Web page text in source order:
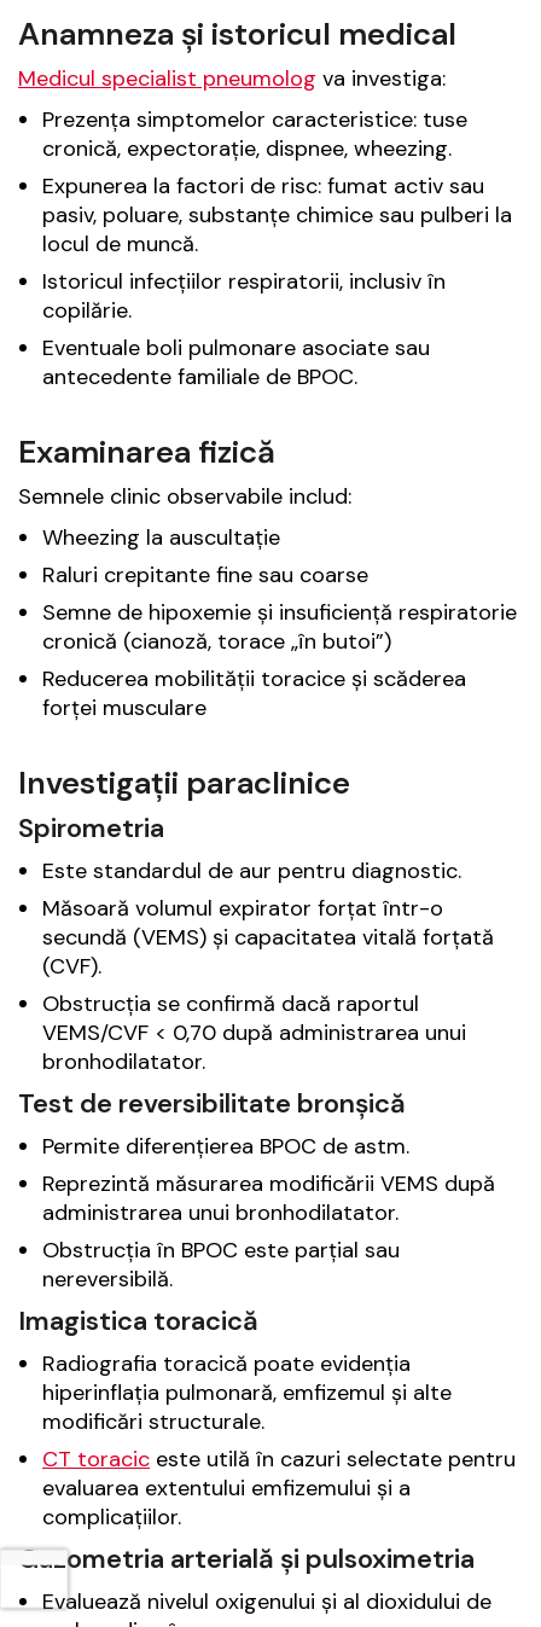
Anamneza și istoricul medical
Medicul specialist pneumolog va investiga:
Prezența simptomelor caracteristice: tuse
cronică, expectorație, dispnee, wheezing.
Expunerea la factori de risc: fumat activ sau
pasiv, poluare, substanțe chimice sau pulberi la
locul de muncă.
Istoricul infecțiilor respiratorii, inclusiv în
copilărie.
Eventuale boli pulmonare asociate sau
antecedente familiale de BPOC.
Examinarea fizică
Semnele clinic observabile includ:
Wheezing la auscultație
Raluri crepitante fine sau coarse
Semne de hipoxemie și insuficiență respiratorie
cronică (cianoză, torace „în butoi”)
Reducerea mobilității toracice și scăderea
forței musculare
Investigații paraclinice
Spirometria
Este standardul de aur pentru diagnostic.
Măsoară volumul expirator forțat într-o
secundă (VEMS) și capacitatea vitală forțată
(CVF).
Obstrucția se confirmă dacă raportul
VEMS/CVF < 0,70 după administrarea unui
bronhodilatator.
Test de reversibilitate bronșică
Permite diferențierea BPOC de astm.
Reprezintă măsurarea modificării VEMS după
administrarea unui bronhodilatator.
Obstrucția în BPOC este parțial sau
nereversibilă.
Imagistica toracică
Radiografia toracică poate evidenția
hiperinflația pulmonară, emfizemul și alte
modificări structurale.
CT toracic este utilă în cazuri selectate pentru
evaluarea extentului emfizemului și a
complicațiilor.
Gazometria arterială și pulsoximetria
Evaluează nivelul oxigenului și al dioxidului de